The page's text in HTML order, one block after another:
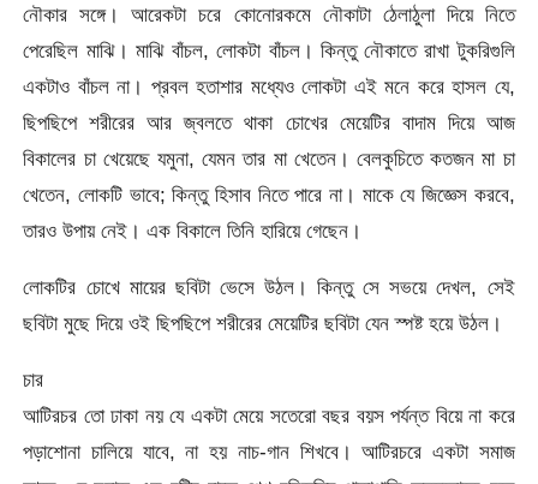
নৌকার সঙ্গে। আরেকটা চরে কোনোরকমে নৌকাটা ঠেলাঠুলা দিয়ে নিতে
পেরেছিল মাঝি। মাঝি বাঁচল, লোকটা বাঁচল। কিন্তু নৌকাতে রাখা টুকরিগুলি
একটাও বাঁচল না। প্রবল হতাশার মধ্যেও লোকটা এই মনে করে হাসল যে,
ছিপছিপে শরীরের আর জ্বলতে থাকা চোখের মেয়েটির বাদাম দিয়ে আজ
বিকালের চা খেয়েছে যমুনা, যেমন তার মা খেতেন। বেলকুচিতে কতজন মা চা
খেতেন, লোকটি ভাবে; কিন্তু হিসাব নিতে পারে না। মাকে যে জিজ্ঞেস করবে,
তারও উপায় নেই। এক বিকালে তিনি হারিয়ে গেছেন।
লোকটির চোখে মায়ের ছবিটা ভেসে উঠল। কিন্তু সে সভয়ে দেখল, সেই
ছবিটা মুছে দিয়ে ওই ছিপছিপে শরীরের মেয়েটির ছবিটা যেন স্পষ্ট হয়ে উঠল।
চার
আটিরচর তো ঢাকা নয় যে একটা মেয়ে সতেরো বছর বয়স পর্যন্ত বিয়ে না করে
পড়াশোনা চালিয়ে যাবে, না হয় নাচ-গান শিখবে। আটিরচরে একটা সমাজ